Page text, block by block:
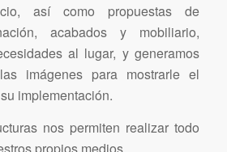
así como propuestas de
acabados y mobiliario,
al lugar, y generamos
imágenes para mostrarle el
implementación.
nos permiten realizar todo
propios medios.